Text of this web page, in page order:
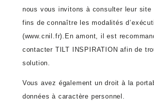
nous vous invitons à consulter leur site
fins de connaître les modalités
(www.cnil.fr).En amont, il est
contacter TILT INSPIRATION afin de
solution.
Vous avez également un droit à la
données à caractère personnel.